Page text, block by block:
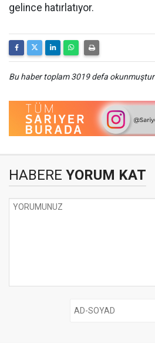
gelince hatırlatıyor.
Bu haber toplam 3019 defa okunmuştur
HABERE YORUM KAT